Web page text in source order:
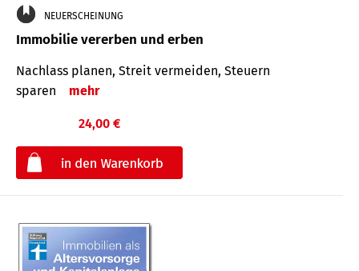
NEUERSCHEINUNG
Immobilie vererben und erben
Nachlass planen, Streit vermeiden, Steuern
sparen
mehr
24,00 €